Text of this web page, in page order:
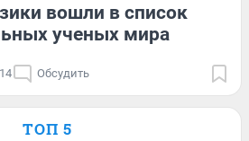
вошли в список
ученых мира
Обсудить
ТОП 5